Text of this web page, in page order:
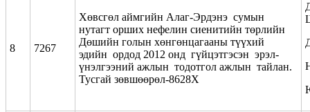
8 7267
Хөвсгөл аймгийн Алаг-Эрдэнэ сумын
нутагт орших нефелин сиенитийн төрлийн
Дөшийн голын хөнгөнцагааны түүхий
эдийн ордод 2012 онд гүйцэтгэсэн эрэл-
үнэлгээний ажлын тодотгол ажлын тайлан.
Тусгай зөвшөөрөл-8628Х